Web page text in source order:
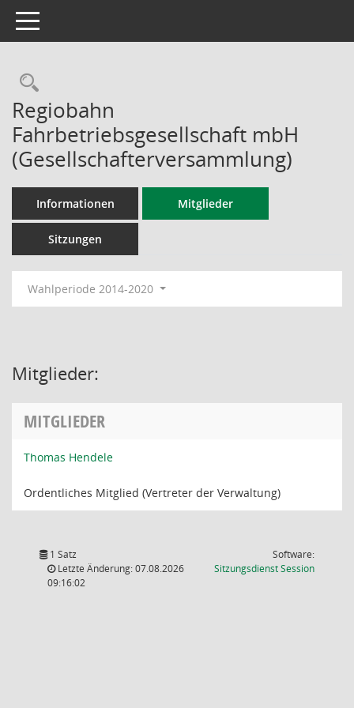
Toggle navigation
Rechercheauswahl
Regiobahn
Fahrbetriebsgesellschaft mbH
(Gesellschafterversammlung)
Informationen Mitglieder
Sitzungen
Wahlperiode 2014-2020
Mitglieder:
MITGLIEDER
Thomas Hendele
Ordentliches Mitglied (Vertreter der Verwaltung)
1 Satz
Letzte Änderung: 07.08.2026
09:16:02
Software:
SitzungsdienstSession(Wird in